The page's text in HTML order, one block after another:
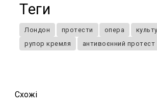
Теги
Лондон протести опера
рупор кремля
антивоєнний протест
Схожi